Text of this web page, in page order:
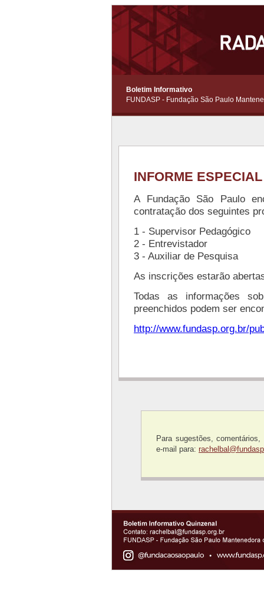
Boletim Informativo
FUNDASP - Fundação São Paulo
INFORME
A Fundação São Paulo
contratação dos seguintes
1 - Supervisor Pedagógico
2 - Entrevistador
3 - Auxiliar de Pesquisa
As inscrições estarão
Todas as informações
preenchidos podem ser
http://www.fundasp.org.br/
Para sugestões,
e-mail para: